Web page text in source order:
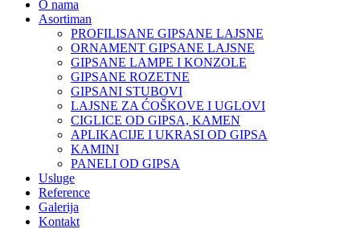
O nama
Asortiman
PROFILISANE GIPSANE LAJSNE
ORNAMENT GIPSANE LAJSNE
GIPSANE LAMPE I KONZOLE
GIPSANE ROZETNE
GIPSANI STUBOVI
LAJSNE ZA ĆOŠKOVE I UGLOVI
CIGLICE OD GIPSA, KAMEN
APLIKACIJE I UKRASI OD GIPSA
KAMINI
PANELI OD GIPSA
Usluge
Reference
Galerija
Kontakt